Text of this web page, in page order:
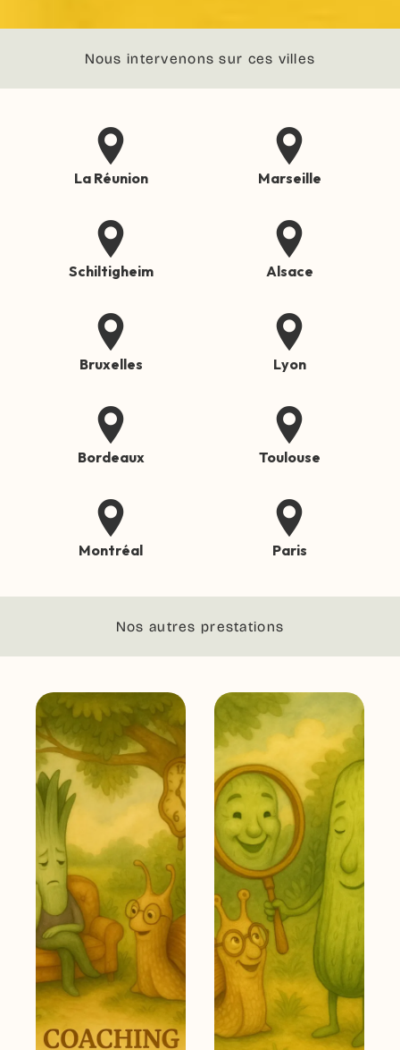
Nous intervenons sur ces villes
La Réunion Marseille
Schiltigheim Alsace
Bruxelles Lyon
Bordeaux Toulouse
Montréal Paris
Nos autres prestations